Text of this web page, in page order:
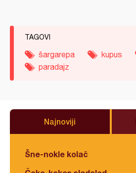
TAGOVI
šargarepa kupus
paradajz
Najnoviji
Šne-nokle kolač